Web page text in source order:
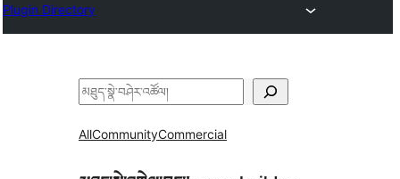
Plugin Directory
བཤེར་
AllCommunityCommercial